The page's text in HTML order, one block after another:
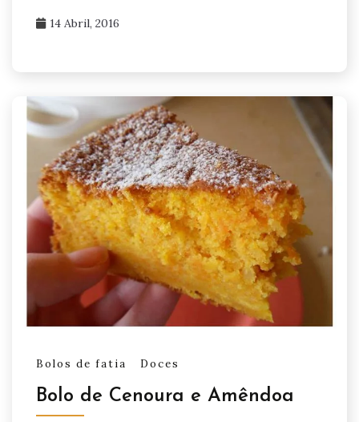
14 Abril, 2016
Bolos de fatia Doces
Bolo de Cenoura e Amêndoa